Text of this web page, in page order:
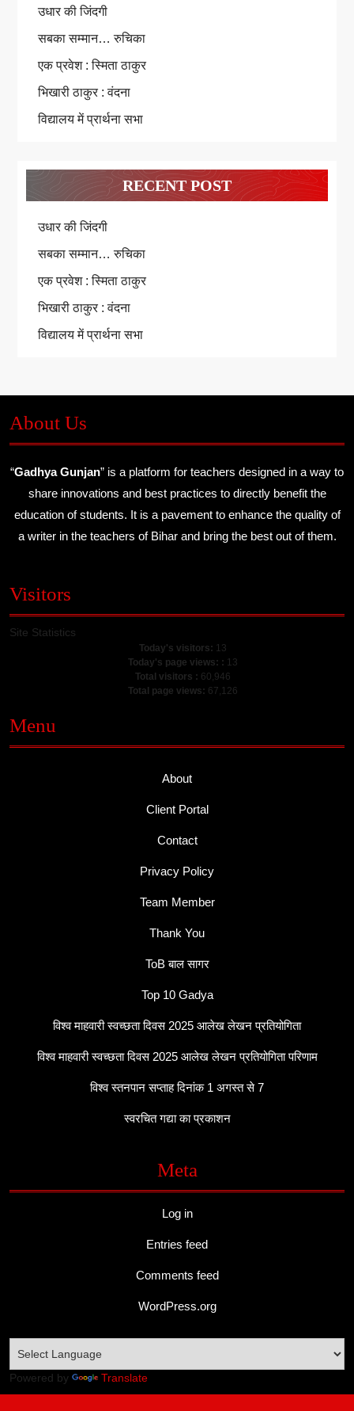
उधार की जिंदगी
सबका सम्मान… रुचिका
एक प्रवेश : स्मिता ठाकुर
भिखारी ठाकुर : वंदना
विद्यालय में प्रार्थना सभा
RECENT POST
उधार की जिंदगी
सबका सम्मान… रुचिका
एक प्रवेश : स्मिता ठाकुर
भिखारी ठाकुर : वंदना
विद्यालय में प्रार्थना सभा
About Us
“Gadhya Gunjan” is a platform for teachers designed in a way to
share innovations and best practices to directly benefit the
education of students. It is a pavement to enhance the quality of
a writer in the teachers of Bihar and bring the best out of them.
Visitors
Site Statistics
Today's visitors: 13
Today's page views: : 13
Total visitors : 60,946
Total page views: 67,126
Menu
About
Client Portal
Contact
Privacy Policy
Team Member
Thank You
ToB बाल सागर
Top 10 Gadya
विश्व माहवारी स्वच्छता दिवस 2025 आलेख लेखन प्रतियोगिता
विश्व माहवारी स्वच्छता दिवस 2025 आलेख लेखन प्रतियोगिता परिणाम
विश्व स्तनपान सप्ताह दिनांक 1 अगस्त से 7
स्वरचित गद्या का प्रकाशन
Meta
Log in
Entries feed
Comments feed
WordPress.org
Powered by Translate